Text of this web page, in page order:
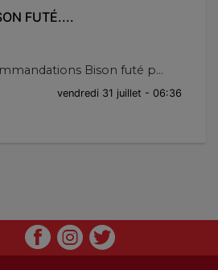
FUTÉ....
Bison futé p...
vendredi 31 juillet - 06:36